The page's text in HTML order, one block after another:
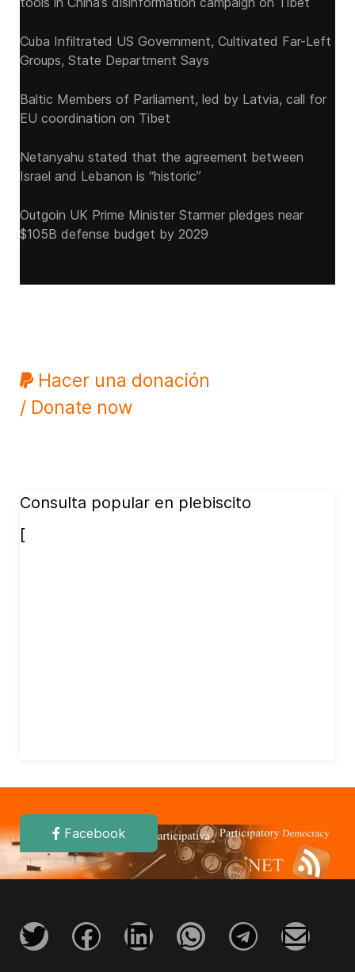
Cuba Infiltrated US Government, Cultivated Far-Left
Groups, State Department Says
Baltic Members of Parliament, led by Latvia, call for
EU coordination on Tibet
Netanyahu stated that the agreement between
Israel and Lebanon is “historic”
Outgoin UK Prime Minister Starmer pledges near
$105B defense budget by 2029
Hacer una donación
/ Donate now
Consulta popular en plebiscito
[
Facebook